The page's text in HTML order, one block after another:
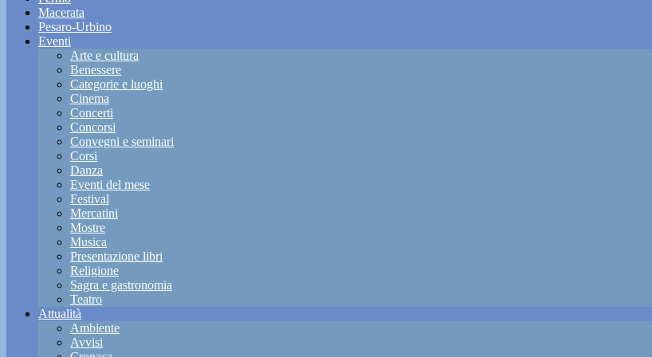
Macerata
Pesaro-Urbino
Eventi
Arte e cultura
Benessere
Categorie e luoghi
Cinema
Concerti
Concorsi
Convegni e seminari
Corsi
Danza
Eventi del mese
Festival
Mercatini
Mostre
Musica
Presentazione libri
Religione
Sagra e gastronomia
Teatro
Attualità
Ambiente
Avvisi